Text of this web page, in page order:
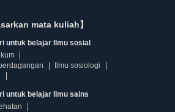
mata kuliah】
untuk belajar Ilmu sosial
Ilmu sosiologi
untuk belajar Ilmu sains